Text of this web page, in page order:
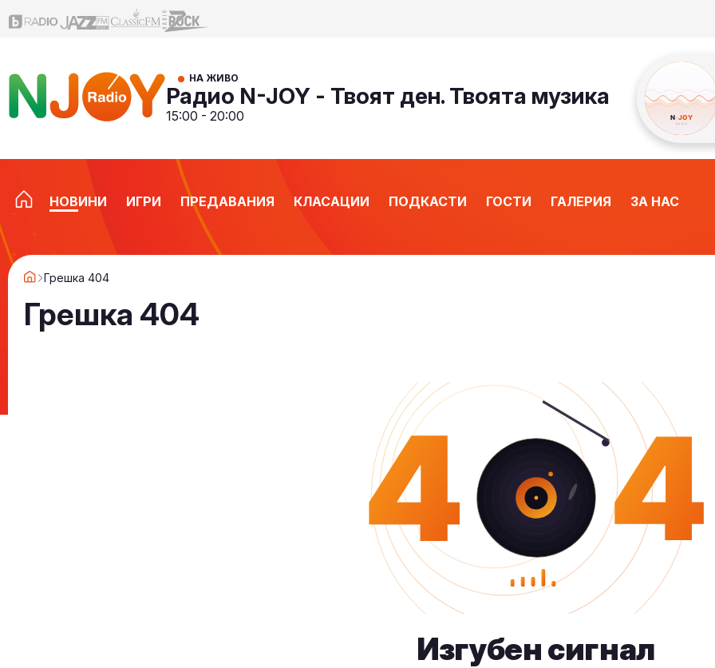
НА ЖИВО
Радио N-JOY - Твоят ден. Твоята музика
15:00 - 20:00
НОВИНИ ИГРИ ПРЕДАВАНИЯ КЛАСАЦИИ ПОДКАСТИ ГОСТИ ГАЛЕРИЯ ЗА НАС
Грешка 404
Грешка 404
4 4
Изгубен сигнал